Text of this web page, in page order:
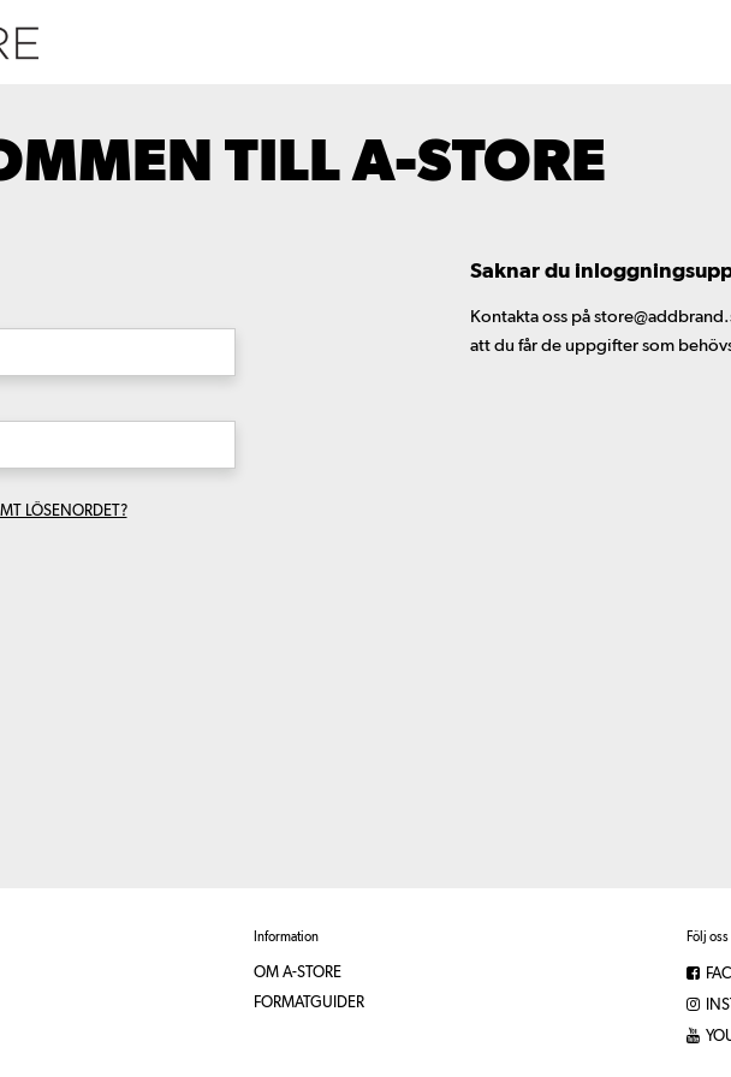
TILL A-STORE
LÖSENORDET?
Saknar du
Kontakta oss på
att du får de uppgifter som
Information
OM A-STORE
FORMATGUIDER
Följ oss